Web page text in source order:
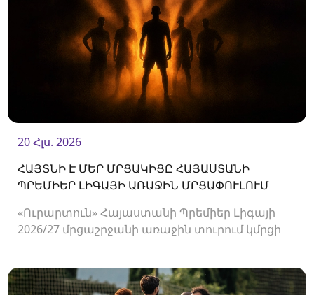
20 Հլս. 2026
ՀԱՅՏՆԻ Է ՄԵՐ ՄՐՑԱԿԻՑԸ ՀԱՅԱՍՏԱՆԻ
ՊՐԵՄԻԵՐ ԼԻԳԱՅԻ ԱՌԱՋԻՆ ՄՐՑԱՓՈՒԼՈՒՄ
«Ուրարտուն» Հայաստանի Պրեմիեր Լիգայի
2026/27 մրցաշրջանի առաջին տուրում կմրցի